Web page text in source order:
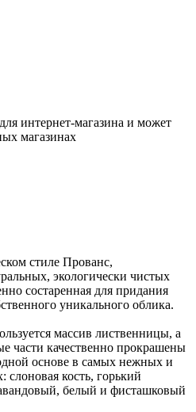
интернет-магазина и может
магазинах
стиле Прованс,
экологически чистых
состаренная для придания
уникального облика.
массив лиственницы, а
части качественно прокрашены
основе в самых нежных и
слоновая кость, горький
белый и фисташковый